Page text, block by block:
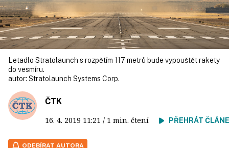
Letadlo Stratolaunch s rozpětím 117 metrů bude vypouštět rakety
do vesmíru.
autor: Stratolaunch Systems Corp.
ČTK
16. 4. 2019 11:21 / 1 min. čtení PŘEHRÁT
ODEBÍRAT AUTORA